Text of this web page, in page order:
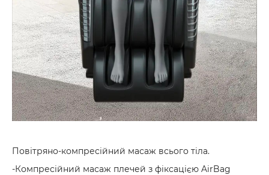
Повітряно-компресійний масаж всього тіла.
-Компресійний масаж плечей з фіксацією AirBag